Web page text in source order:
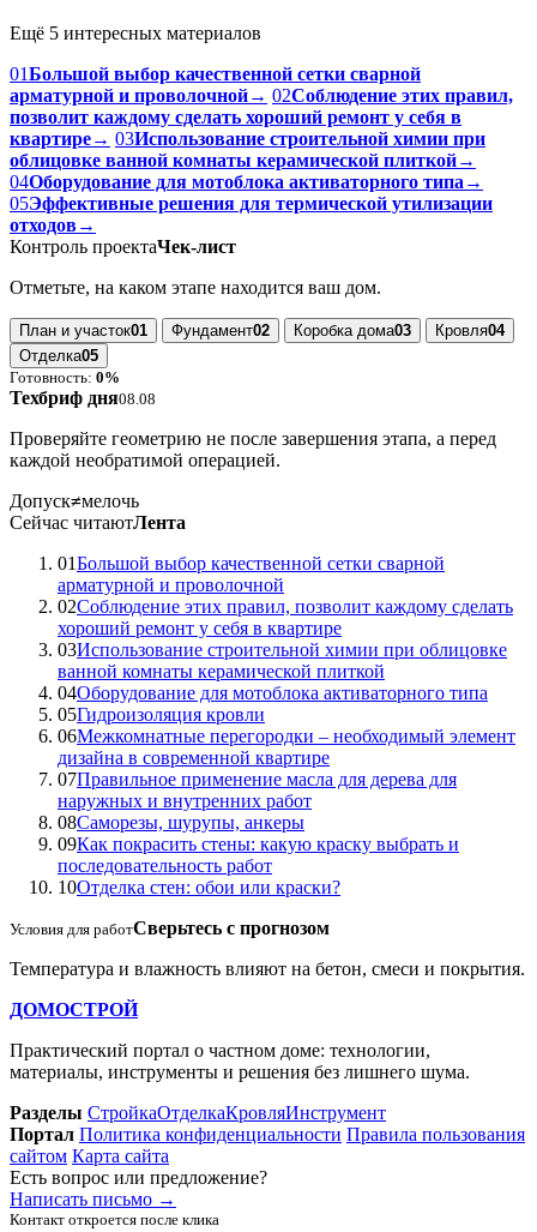
Ещё 5 интересных материалов
01Большой выбор качественной сетки сварной
арматурной и проволочной→ 02Соблюдение этих правил,
позволит каждому сделать хороший ремонт у себя в
квартире→ 03Использование строительной химии при
облицовке ванной комнаты керамической плиткой→
04Оборудование для мотоблока активаторного типа →
05Эффективные решения для термической утилизации
отходов→
Контроль проектаЧек-лист
Отметьте, на каком этапе находится ваш дом.
План и участок01 Фундамент02 Коробка дома03 Кровля04
Отделка05
Готовность: 0%
Техбриф дня08.08
Проверяйте геометрию не после завершения этапа, а перед
каждой необратимой операцией.
Допуск≠мелочь
Сейчас читаютЛента
01Большой выбор качественной сетки сварной
арматурной и проволочной
02Соблюдение этих правил, позволит каждому сделать
хороший ремонт у себя в квартире
03Использование строительной химии при облицовке
ванной комнаты керамической плиткой
04Оборудование для мотоблока активаторного типа
05Гидроизоляция кровли
06Межкомнатные перегородки – необходимый элемент
дизайна в современной квартире
07Правильное применение масла для дерева для
наружных и внутренних работ
08Саморезы, шурупы, анкеры
09Как покрасить стены: какую краску выбрать и
последовательность работ
10Отделка стен: обои или краски?
Условия для работСверьтесь с прогнозом
Температура и влажность влияют на бетон, смеси и покрытия.
ДОМОСТРОЙ
Практический портал о частном доме: технологии,
материалы, инструменты и решения без лишнего шума.
Разделы СтройкаОтделкаКровляИнструмент
Портал Политика конфиденциальности Правила пользования
сайтом Карта сайта
Есть вопрос или предложение?
Написать письмо →
Контакт откроется после клика